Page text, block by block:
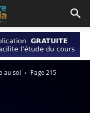
au sol Page 215